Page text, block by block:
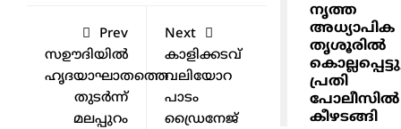
Prev
സഊദിയില്‍
ഹൃദയാഘാതത്തെ
തുടര്‍ന്ന്
മലപ്പുറം
Next
കാളിക്കടവ്
വലിയോറ
പാടം
ഡ്രൈനേജ്
നൃത്ത
അധ്യാപിക
തൃശൂരിൽ
പ്രതി
പോലീസിൽ
കീഴടങ്ങി